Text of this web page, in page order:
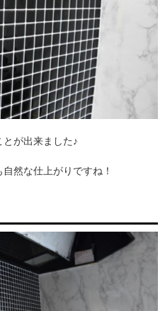
が出来ました♪
然な仕上がりですね！